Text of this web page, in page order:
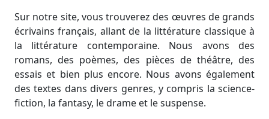
Sur notre site, vous trouverez des œuvres de grands
écrivains français, allant de la littérature classique à
la littérature contemporaine. Nous avons des
romans, des poèmes, des pièces de théâtre, des
essais et bien plus encore. Nous avons également
des textes dans divers genres, y compris la science-
fiction, la fantasy, le drame et le suspense.